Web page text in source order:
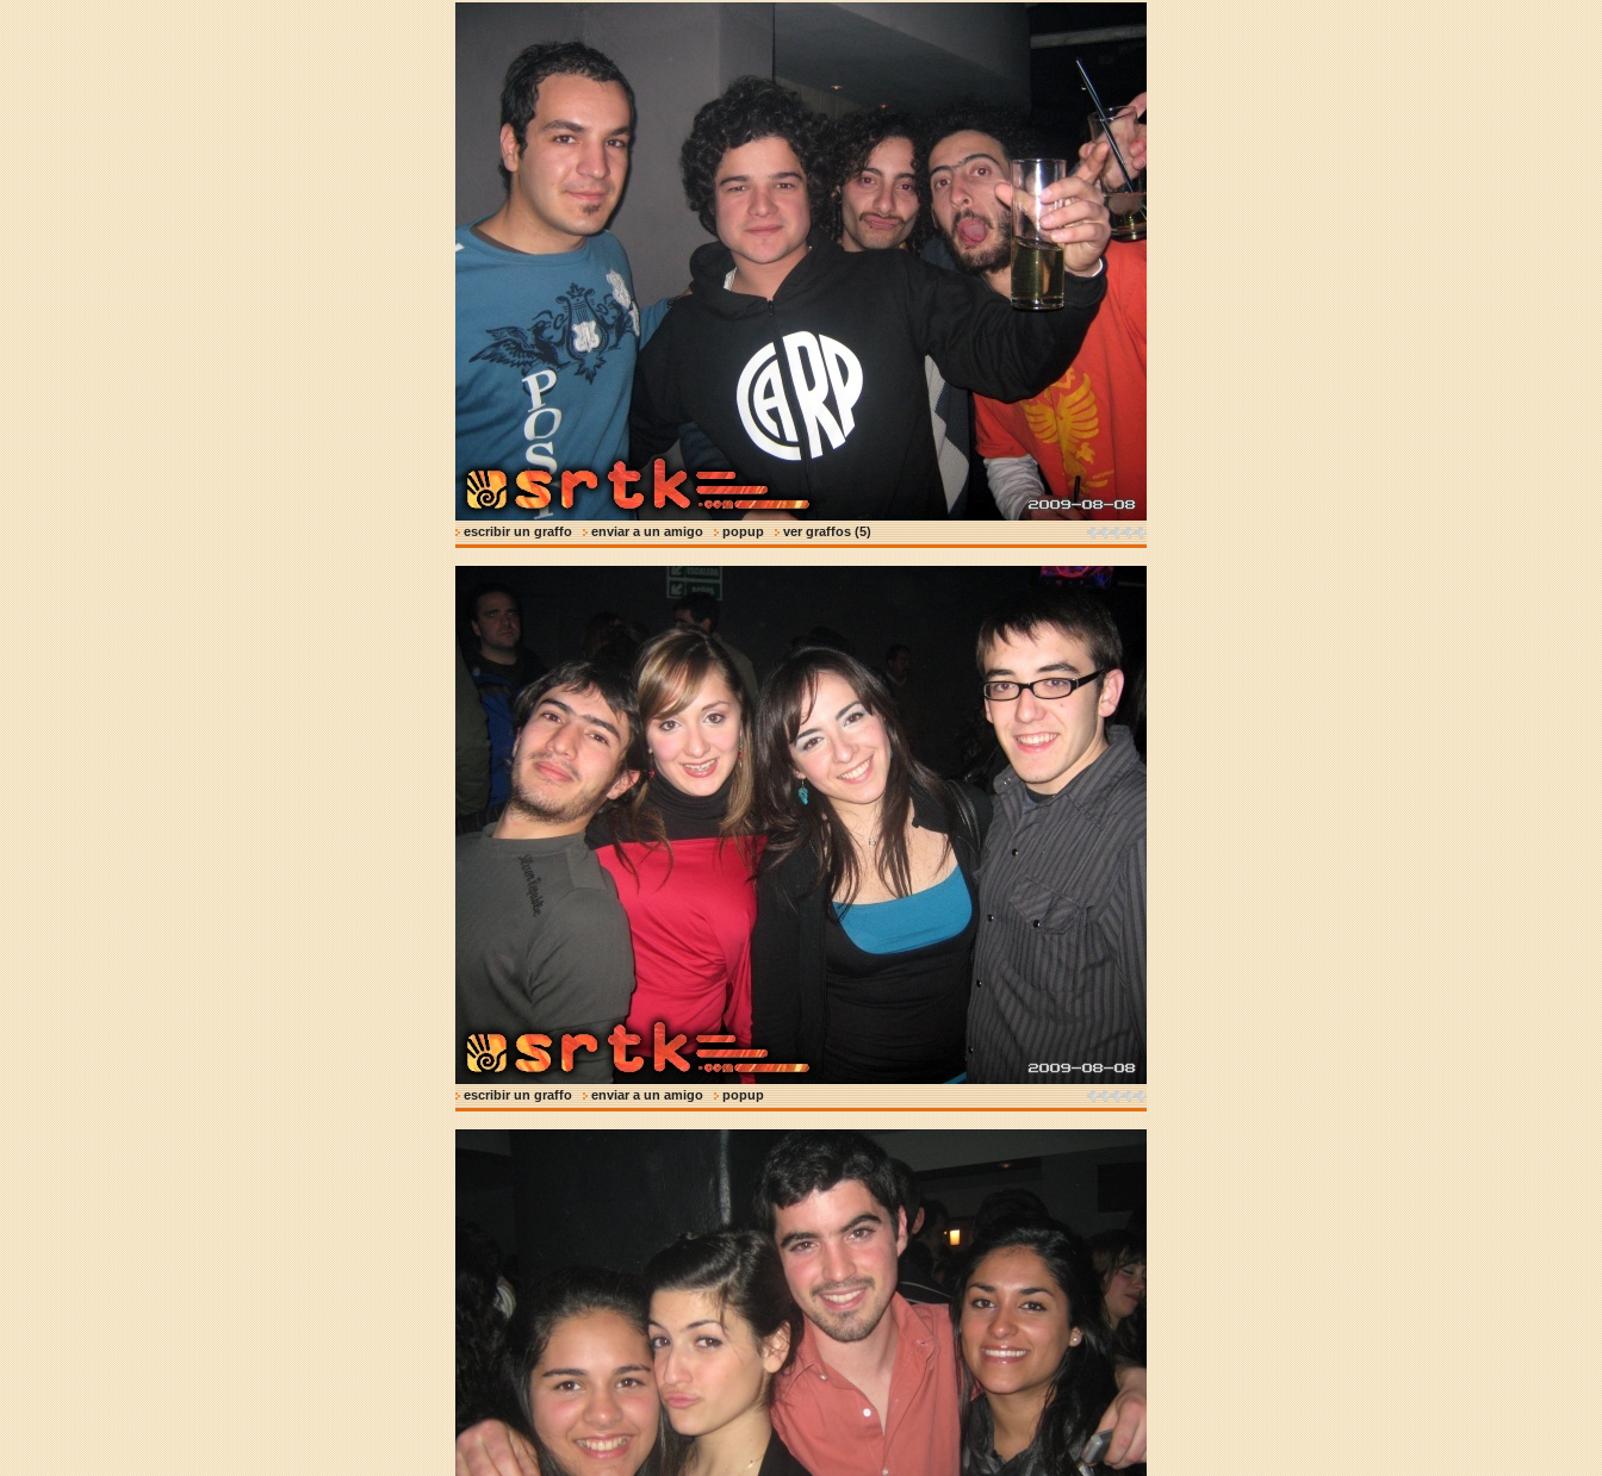
escribir un graffo enviar a un amigo popup ver graffos (5)
escribir un graffo enviar a un amigo popup